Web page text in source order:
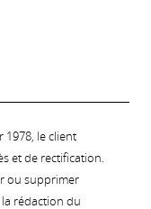
1978, le client
et de rectification.
ou supprimer
rédaction du